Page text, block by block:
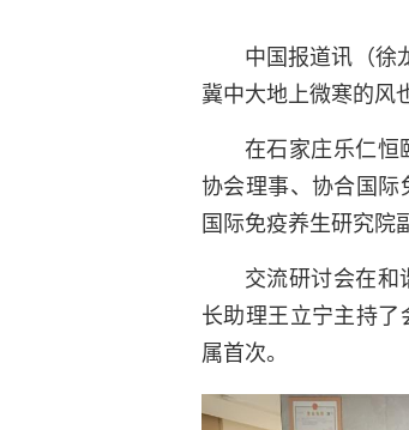
中国报道讯（徐
冀中大地上微寒的风
在石家庄乐仁恒
协会理事、协合国
国际免疫养生研究院
交流研讨会在
长助理王立宁主持
属首次。